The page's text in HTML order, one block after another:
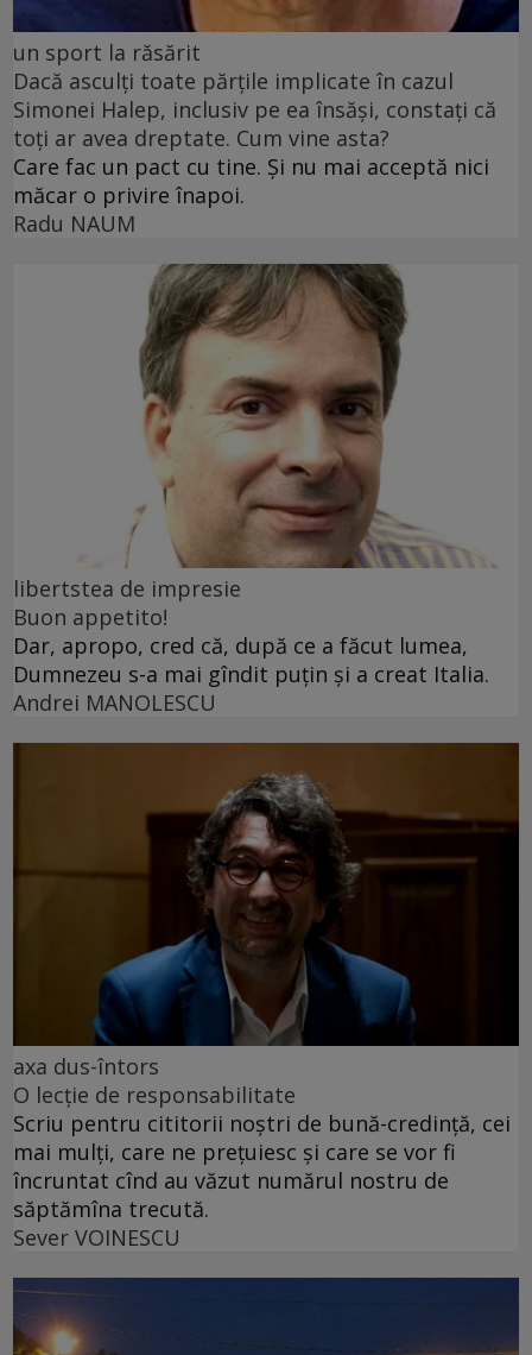
un sport la răsărit
Dacă asculți toate părțile implicate în cazul
Simonei Halep, inclusiv pe ea însăși, constați că
toți ar avea dreptate. Cum vine asta?
Care fac un pact cu tine. Și nu mai acceptă nici
măcar o privire înapoi.
Radu NAUM
libertstea de impresie
Buon appetito!
Dar, apropo, cred că, după ce a făcut lumea,
Dumnezeu s-a mai gîndit puțin și a creat Italia.
Andrei MANOLESCU
axa dus-întors
O lecție de responsabilitate
Scriu pentru cititorii noștri de bună-credință, cei
mai mulți, care ne prețuiesc și care se vor fi
încruntat cînd au văzut numărul nostru de
săptămîna trecută.
Sever VOINESCU